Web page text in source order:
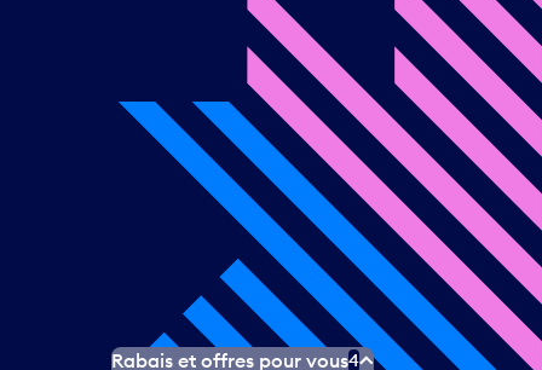
Rabais et offres pour vous4